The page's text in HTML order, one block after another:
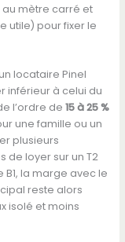
au mètre carré et
utile) pour fixer le
locataire Pinel
inférieur à celui du
l’ordre de 15 à 25 %
une famille ou un
plusieurs
de loyer sur un T2
B1, la marge avec le
reste alors
isolé et moins